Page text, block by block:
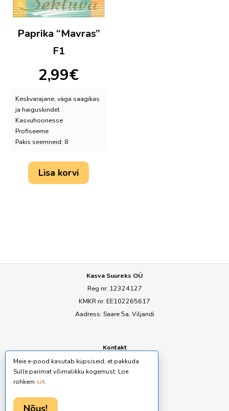
Paprika “Mavras”
F1
2,99€
Keskvarajane, väga saagikas
ja haiguskindel
Kasvuhoonesse
Profiseeme
Pakis seemneid: 8
Lisa korvi
Kasva Suureks OÜ
Reg nr: 12324127
KMKR nr: EE102265617
Aadress: Saare 5a, Viljandi
Kontakt
E-mail:ly@seemned.ee
Meie e-pood kasutab küpsiseid, et pakkuda
Sulle parimat võimalikku kogemust. Loe
rohkem siit.
Nõus!